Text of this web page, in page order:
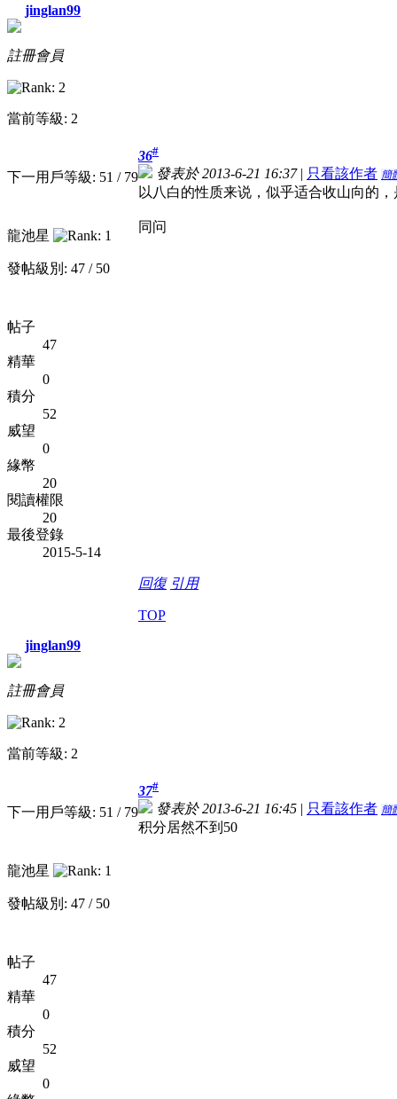
jinglan99
註冊會員
當前等級: 2
下一用戶等級: 51 / 79
龍池星
發帖級別: 47 / 50
帖子
47
精華
0
積分
52
威望
0
緣幣
20
閱讀權限
20
最後登錄
2015-5-14
36#
發表於 2013-6-21 16:37| 只看該作者 簡
以八白的性质来说，似乎适合收山向的
同问
回復 引用
TOP
jinglan99
註冊會員
當前等級: 2
下一用戶等級: 51 / 79
龍池星
發帖級別: 47 / 50
帖子
47
精華
0
積分
52
威望
0
37#
發表於 2013-6-21 16:45 | 只看該作者 簡
积分居然不到50